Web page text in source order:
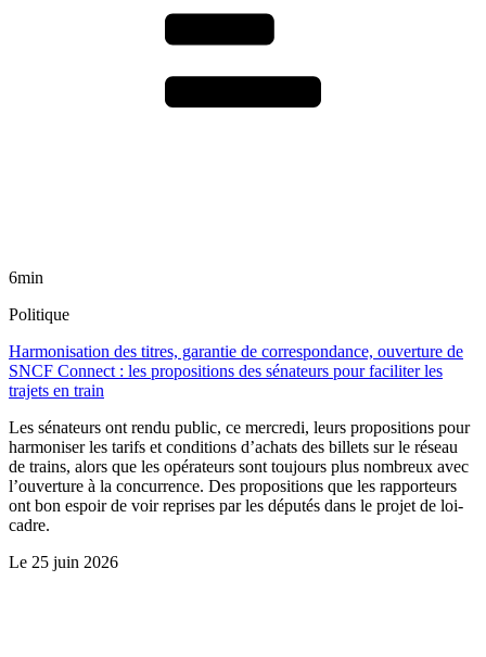
6min
Politique
Harmonisation des titres, garantie de correspondance, ouverture de
SNCF Connect : les propositions des sénateurs pour faciliter les
trajets en train
Les sénateurs ont rendu public, ce mercredi, leurs propositions pour
harmoniser les tarifs et conditions d’achats des billets sur le réseau
de trains, alors que les opérateurs sont toujours plus nombreux avec
l’ouverture à la concurrence. Des propositions que les rapporteurs
ont bon espoir de voir reprises par les députés dans le projet de loi-
cadre.
Le 25 juin 2026